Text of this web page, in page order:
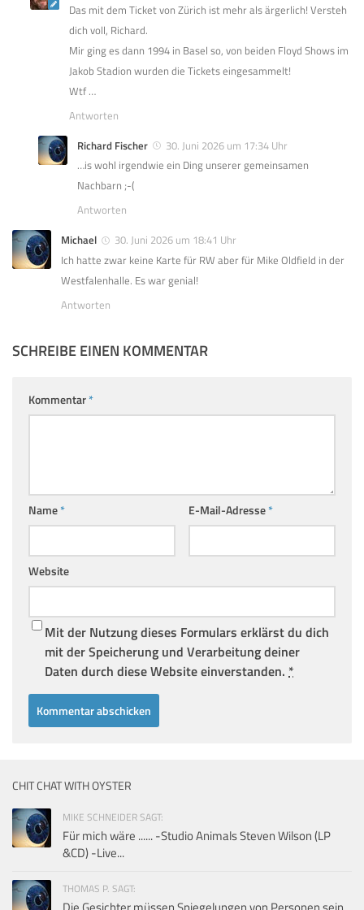
Das mit dem Ticket von Zürich ist mehr als ärgerlich! Versteh
dich voll, Richard.
Mir ging es dann 1994 in Basel so, von beiden Floyd Shows im
Jakob Stadion wurden die Tickets eingesammelt!
Wtf …
Antworten
Richard Fischer
30. Juni 2026 um 17:34 Uhr
…is wohl irgendwie ein Ding unserer gemeinsamen
Nachbarn ;-(
Antworten
Michael
30. Juni 2026 um 18:41 Uhr
Ich hatte zwar keine Karte für RW aber für Mike Oldfield in der
Westfalenhalle. Es war genial!
Antworten
SCHREIBE EINEN KOMMENTAR
Kommentar*
Name* E-Mail-Adresse*
Website
Mit der Nutzung dieses Formulars erklärst du dich
mit der Speicherung und Verarbeitung deiner
Daten durch diese Website einverstanden. *
CHIT CHAT WITH OYSTER
MIKE SCHNEIDER SAGT:
Für mich wäre ...... -Studio Animals Steven Wilson (LP
&CD) -Live...
THOMAS P. SAGT: